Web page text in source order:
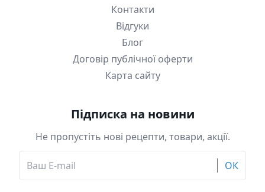
Контакти
Відгуки
Блог
Договір публічної оферти
Карта сайту
Підписка на новини
Не пропустіть нові рецепти, товари, акції.
ОК